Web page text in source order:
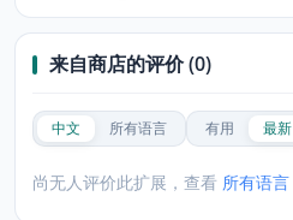
来自商店的评价 (0)
中文 所有语言 有用 最新
尚无人评价此扩展，查看 所有语言